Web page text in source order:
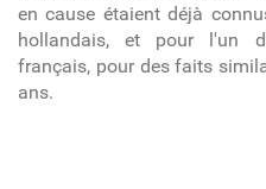
en cause étaient déjà
hollandais, et pour l'un
français, pour des faits
ans.